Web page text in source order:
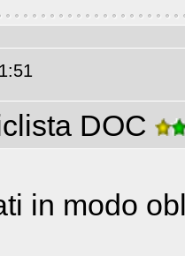
DOC
in modo